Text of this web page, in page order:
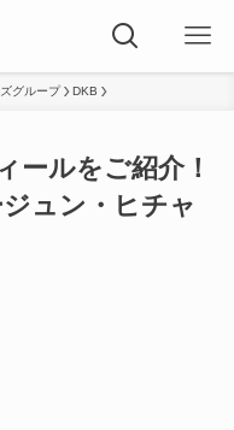
グループ DKB
ールをご紹介！
ュン・ヒチャ